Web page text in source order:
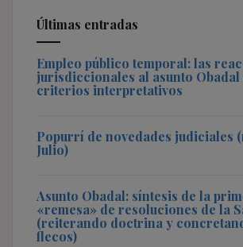
Últimas entradas
Empleo público temporal: las
jurisdiccionales al asunto Obadal
criterios interpretativos
Popurrí de novedades judiciales
Julio)
Asunto Obadal: síntesis de la
«remesa» de resoluciones de la
(reiterando doctrina y
flecos)